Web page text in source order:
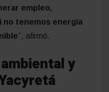
empleo,
no tenemos energía
”, afirmó.
y